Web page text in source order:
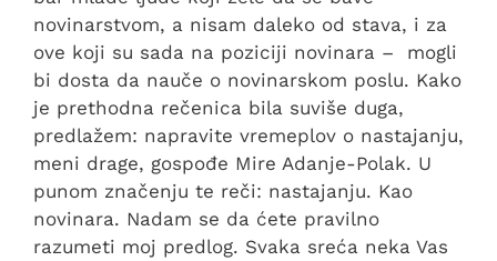
novinarstvom, a nisam daleko od stava, i za
ove koji su sada na poziciji novinara – mogli
bi dosta da nauče o novinarskom poslu. Kako
je prethodna rečenica bila suviše duga,
predlažem: napravite vremeplov o nastajanju,
meni drage, gospođe Mire Adanje-Polak. U
punom značenju te reči: nastajanju. Kao
novinara. Nadam se da ćete pravilno
razumeti moj predlog. Svaka sreća neka Vas